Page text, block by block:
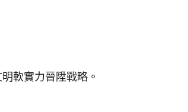
軟實力晉陞戰略。